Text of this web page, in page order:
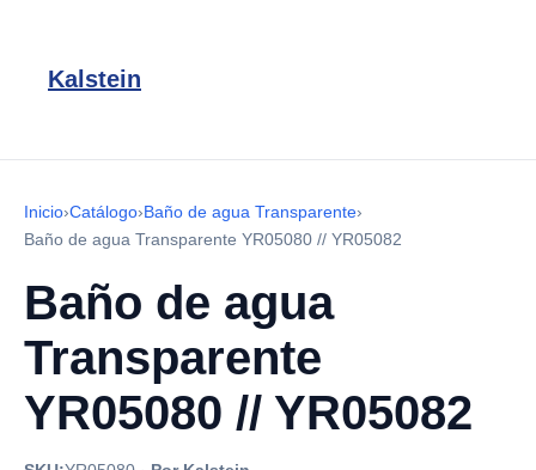
Kalstein
Inicio›Catálogo›Baño de agua Transparente›
Baño de agua Transparente YR05080 // YR05082
Baño de agua
Transparente
YR05080 // YR05082